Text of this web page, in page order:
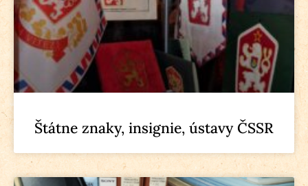
Štátne znaky, insignie, ústavy ČSSR